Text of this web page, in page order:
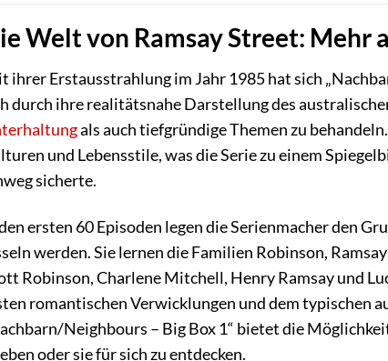
Welt von Ramsay Street: Mehr
ihrer Erstausstrahlung im Jahr 1985 hat sich
durch ihre realitätsnahe Darstellung des
als auch tiefgründige Themen zu
und Lebensstile, was die Serie zu einem
sicherte.
ersten 60 Episoden legen die Serienmacher den
werden. Sie lernen die Familien Robinson,
Robinson, Charlene Mitchell, Henry Ramsay und
romantischen Verwicklungen und dem typischen
Neighbours – Big Box 1“ bietet die
oder sie für sich zu entdecken.